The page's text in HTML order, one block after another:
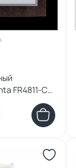
FR4811-CL-